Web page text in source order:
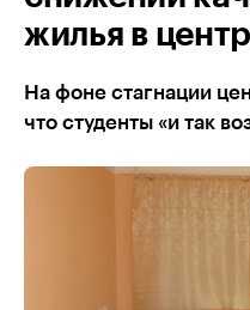
жилья в
На фоне стагнации
что студенты «и так